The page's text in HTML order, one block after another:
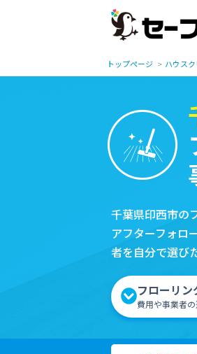
トップページ ハウス
千葉県印西市の
アフターフォロ
者を自分で選び
フローリ
費用や事業者